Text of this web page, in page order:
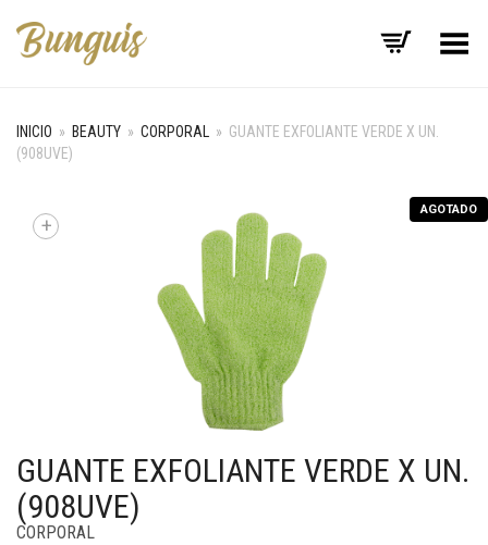
Menú
INICIO » BEAUTY » CORPORAL » GUANTE EXFOLIANTE VERDE X UN.
(908UVE)
AGOTADO
+
GUANTE EXFOLIANTE VERDE X UN.
(908UVE)
CORPORAL